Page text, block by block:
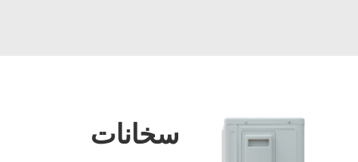
سخانات